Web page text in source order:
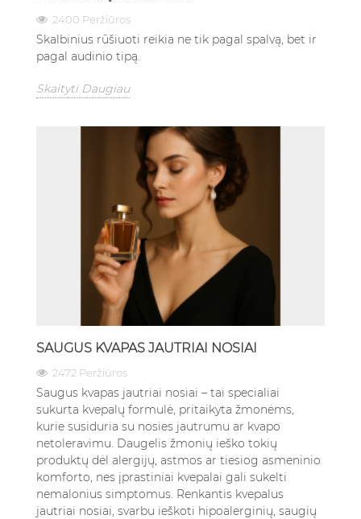
2400 Peržiūros
Skalbinius rūšiuoti reikia ne tik pagal spalvą, bet ir
pagal audinio tipą.
Skaityti Daugiau
SAUGUS KVAPAS JAUTRIAI NOSIAI
2472 Peržiūros
Saugus kvapas jautriai nosiai – tai specialiai
sukurta kvepalų formulė, pritaikyta žmonėms,
kurie susiduria su nosies jautrumu ar kvapo
netoleravimu. Daugelis žmonių ieško tokių
produktų dėl alergijų, astmos ar tiesiog asmeninio
komforto, nes įprastiniai kvepalai gali sukelti
nemalonius simptomus. Renkantis kvepalus
jautriai nosiai, svarbu ieškoti hipoalerginių, saugių